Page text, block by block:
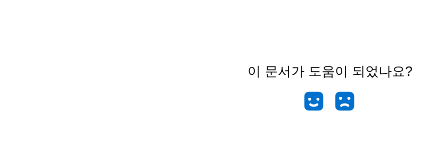
이 문서가 도움이 되었나요?